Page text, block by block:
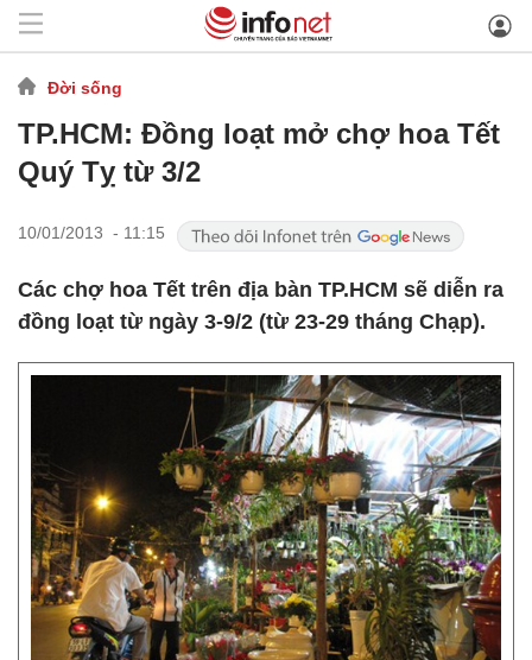
Đời sống
TP.HCM: Đồng loạt mở chợ hoa Tết
Quý Tỵ từ 3/2
10/01/2013 - 11:15
Các chợ hoa Tết trên địa bàn TP.HCM sẽ diễn ra
đồng loạt từ ngày 3-9/2 (từ 23-29 tháng Chạp).